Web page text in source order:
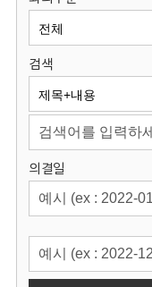
원
회
검색
의결일